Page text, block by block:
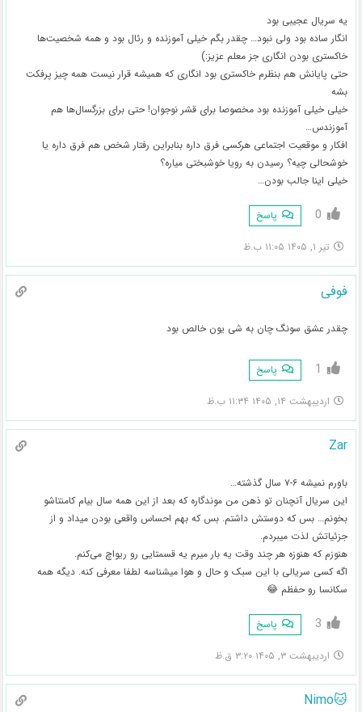
یه سریال عجیبی بود
انگار ساده بود ولی نبود… چقدر بگم خیلی آموزنده و رئال بود و همه شخصیت‌ها
خاکستری بودن انگاری جز معلم عزیز:)
حتی پایانش هم بنظرم خاکستری بود انگاری که همیشه قرار نیست همه چیز پرفکت
بشه
خیلی خیلی آموزنده بود مخصوصا برای قشر نوجوان! حتی برای بزرگسال‌ها هم
آموزندس…
افکار و موقعیت اجتماعی هرکسی فرق داره بنابراین رفتار شخص هم فرق داره یا
خوشحالی چیه؟ رسیدن به رویا خوشبختی میاره؟
خیلی اینا جالب بودن…
0 پاسخ
تیر ۱, ۱۴۰۵ ۱۱:۰۵ ب.ظ
فوفی
چقدر عشق سونگ چان به شی یون خالص بود
1 پاسخ
اردیبهشت ۱۴, ۱۴۰۵ ۱۱:۳۴ ب.ظ
Zar
باورم نمیشه ۶-۷ سال گذشته…
این سریال آنچنان تو ذهن من موندگاره که بعد از این همه سال بیام کامنتاشو
بخونم… بس که دوستش داشتم. بس که بهم احساس واقعی بودن میداد و از
جزئیاتش لذت میبردم.
هنوزم که هنوزه هر چند وقت یه بار میرم یه قسمتایی رو ریواچ می‌کنم.
اگه کسی سریالی با این سبک و حال و هوا میشناسه لطفا معرفی کنه. دیگه همه
سکانسا رو حفظم 😂
3 پاسخ
اردیبهشت ۳, ۱۴۰۵ ۳:۲۰ ق.ظ
🐱Nimo